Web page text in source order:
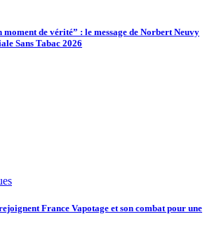
de vérité” : le message de Norbert Neuvy
Sans Tabac 2026
France Vapotage et son combat pour une